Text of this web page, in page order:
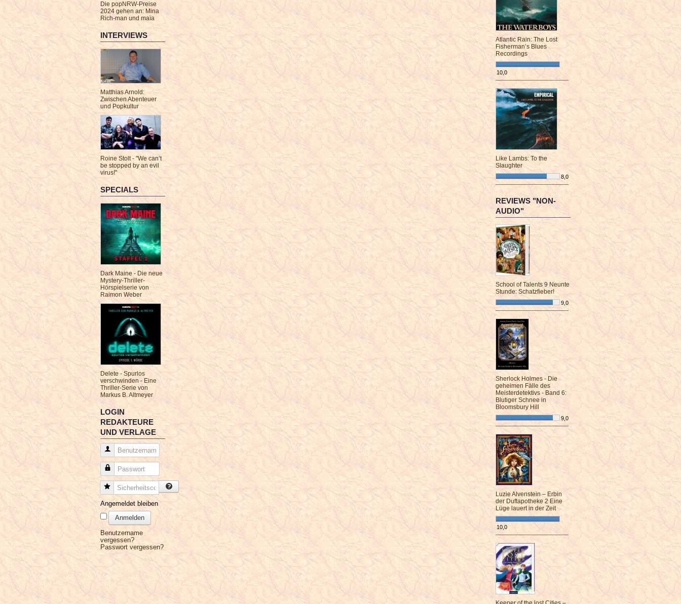
Die popNRW-Preise
2024 gehen an: Mina
Rich-man und maïa
INTERVIEWS
Matthias Arnold:
Zwischen Abenteuer
und Popkultur
Roine Stolt - "We can’t
be stopped by an evil
virus!"
SPECIALS
Dark Maine - Die neue
Mystery-Thriller-
Hörspielserie von
Raimon Weber
Delete - Spurlos
verschwinden - Eine
Thriller-Serie von
Markus B. Altmeyer
LOGIN
REDAKTEURE
UND VERLAGE
Benutzername
Passwort
Sicherheitscode
Angemeldet bleiben
Anmelden
Benutzername
vergessen?
Passwort vergessen?
Atlantic Rain: The Lost
Fisherman’s Blues
Recordings
10,0
¯¯¯¯¯¯¯¯¯¯¯¯¯¯¯¯¯¯¯¯¯¯¯¯
Like Lambs: To the
Slaughter
8,0
¯¯¯¯¯¯¯¯¯¯¯¯¯¯¯¯¯¯¯¯¯¯¯¯
REVIEWS "NON-
AUDIO"
School of Talents 9 Neunte
Stunde: Schatzfieber!
9,0
¯¯¯¯¯¯¯¯¯¯¯¯¯¯¯¯¯¯¯¯¯¯¯¯
Sherlock Holmes - Die
geheimen Fälle des
Meisterdetektivs - Band 6:
Blutiger Schnee in
Bloomsbury Hill
9,0
¯¯¯¯¯¯¯¯¯¯¯¯¯¯¯¯¯¯¯¯¯¯¯¯
Luzie Alvenstein – Erbin
der Duftapotheke 2 Eine
Lüge lauert in der Zeit
10,0
¯¯¯¯¯¯¯¯¯¯¯¯¯¯¯¯¯¯¯¯¯¯¯¯